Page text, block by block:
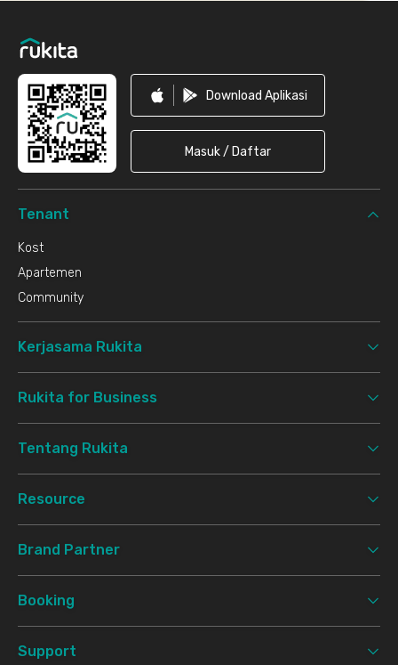
Download Aplikasi
Masuk / Daftar
Tenant
Kost
Apartemen
Community
Kerjasama Rukita
Rukita for Business
Tentang Rukita
Resource
Brand Partner
Booking
Support